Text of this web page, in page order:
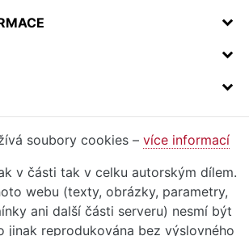
soubory cookies – více informací
v části tak v celku autorským dílem.
webu (texty, obrázky, parametry,
ani další části serveru) nesmí být
jinak reprodukována bez výslovného